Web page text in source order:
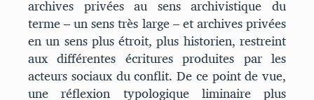
archives privées au sens archivistique du
terme – un sens très large – et archives privées
en un sens plus étroit, plus historien, restreint
aux différentes écritures produites par les
acteurs sociaux du conflit. De ce point de vue,
une réflexion typologique liminaire plus